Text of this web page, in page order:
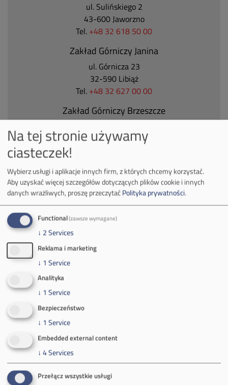
ul. Sulińskiego 2
43-600 Jaworzno
Tel. +48 32 618 50 00
Zakład Górniczy Janina
ul. Górnicza 23
32-590 Libiąż
Tel. +48 32 627 00 00
Zakład Górniczy Brzeszcze
32-620 Brzeszcze
Kontakt dla mediów:
mail:media@pkw-sa.pl
tel.:+48 32 618 56 02
(poniedziałek-piątek 7:00-15:00)
Na tej stronie używamy
ciasteczek!
Wybierz usługi i aplikacje innych firm, z których chcemy korzystać.
Aby uzyskać więcej szczegółów dotyczących plików cookie i innych
danych wrażliwych, proszę przeczytaćPolityka prywatności.
Functional(zawsze wymagane)
↓ 2Services
Reklama i marketing
↓ 1 Service
Analityka
↓ 1 Service
Bezpieczeństwo
↓ 1 Service
Embedded external content
↓ 4Services
Przełącz wszystkie usługi